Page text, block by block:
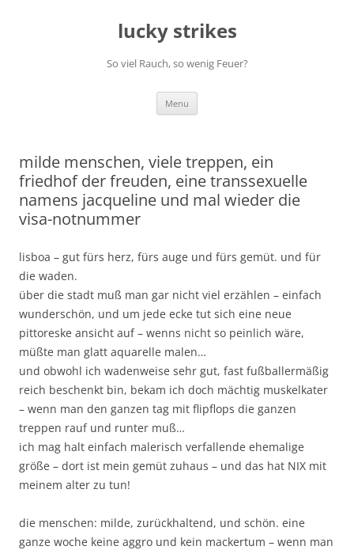
lucky strikes
So viel Rauch, so wenig Feuer?
Menu
milde menschen, viele treppen, ein
friedhof der freuden, eine transsexuelle
namens jacqueline und mal wieder die
visa-notnummer
lisboa – gut fürs herz, fürs auge und fürs gemüt. und für
die waden.
über die stadt muß man gar nicht viel erzählen – einfach
wunderschön, und um jede ecke tut sich eine neue
pittoreske ansicht auf – wenns nicht so peinlich wäre,
müßte man glatt aquarelle malen…
und obwohl ich wadenweise sehr gut, fast fußballermäßig
reich beschenkt bin, bekam ich doch mächtig muskelkater
– wenn man den ganzen tag mit flipflops die ganzen
treppen rauf und runter muß…
ich mag halt einfach malerisch verfallende ehemalige
größe – dort ist mein gemüt zuhaus – und das hat NIX mit
meinem alter zu tun!
die menschen: milde, zurückhaltend, und schön. eine
ganze woche keine aggro und kein mackertum – wenn man